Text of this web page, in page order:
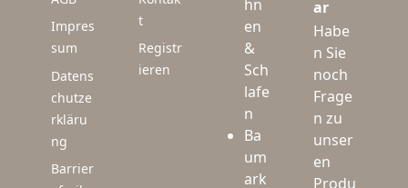
Impres
sum
Datens
chutze
rkläru
ng
Barrier
t
Registr
ieren
hn
en
&
Sch
lafe
n
Ba
um
ark
ar
Habe
n Sie
noch
Frage
n zu
unser
en
Produ